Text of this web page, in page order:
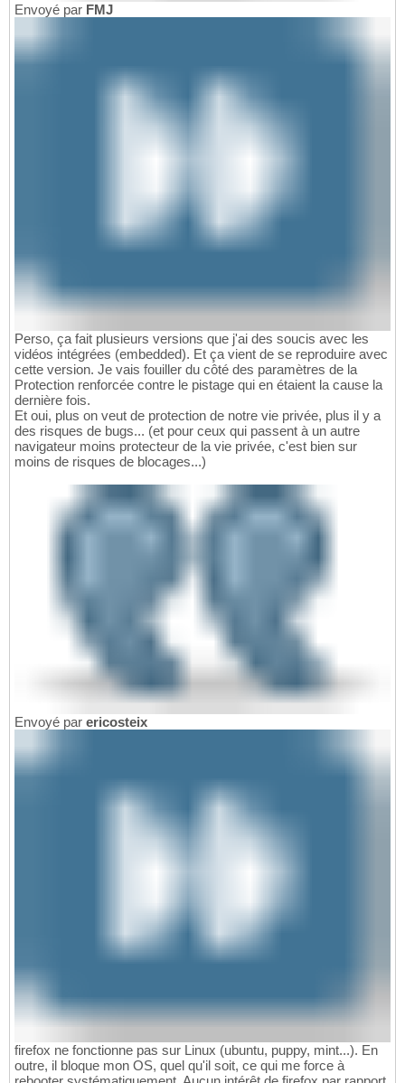
Envoyé par FMJ
Perso, ça fait plusieurs versions que j'ai des soucis avec les
vidéos intégrées (embedded). Et ça vient de se reproduire avec
cette version. Je vais fouiller du côté des paramètres de la
Protection renforcée contre le pistage qui en étaient la cause la
dernière fois.
Et oui, plus on veut de protection de notre vie privée, plus il y a
des risques de bugs... (et pour ceux qui passent à un autre
navigateur moins protecteur de la vie privée, c'est bien sur
moins de risques de blocages...)
Envoyé par ericosteix
firefox ne fonctionne pas sur Linux (ubuntu, puppy, mint...). En
outre, il bloque mon OS, quel qu'il soit, ce qui me force à